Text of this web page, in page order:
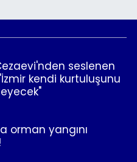
seslenen
kendi kurtuluşunu
orman yangını